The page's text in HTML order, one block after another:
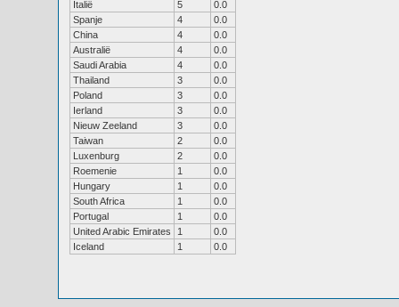
Italië
5
0.0
Spanje
4
0.0
China
4
0.0
Australië
4
0.0
Saudi Arabia
4
0.0
Thailand
3
0.0
Poland
3
0.0
Ierland
3
0.0
Nieuw Zeeland
3
0.0
Taiwan
2
0.0
Luxenburg
2
0.0
Roemenie
1
0.0
Hungary
1
0.0
South Africa
1
0.0
Portugal
1
0.0
United Arabic Emirates
1
0.0
Iceland
1 0.0